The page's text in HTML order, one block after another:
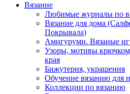
Вязание
Любимые журналы по
Вязание для дома
Покрывала)
Амигуруми. Вязаные
Узоры, мотивы
края
Бижутерия, украшения
Обучение вязанию для
Коллекции по вязанию